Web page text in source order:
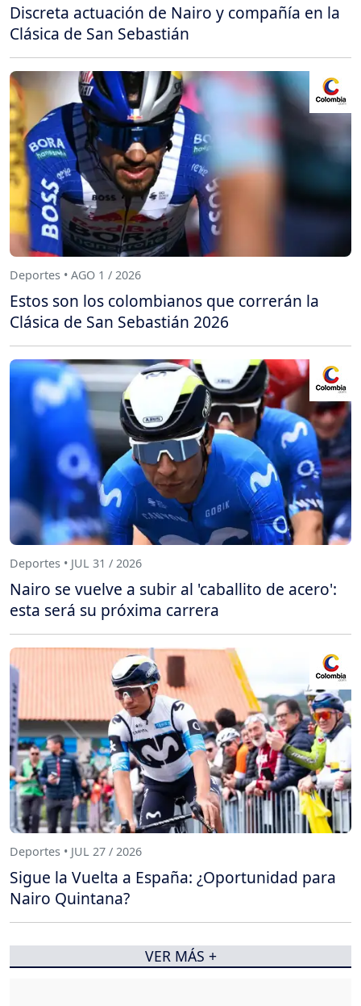
Discreta actuación de Nairo y compañía en la
Clásica de San Sebastián
Deportes • AGO 1 / 2026
Estos son los colombianos que correrán la
Clásica de San Sebastián 2026
Deportes • JUL 31 / 2026
Nairo se vuelve a subir al 'caballito de acero':
esta será su próxima carrera
Deportes • JUL 27 / 2026
Sigue la Vuelta a España: ¿Oportunidad para
Nairo Quintana?
VER MÁS +